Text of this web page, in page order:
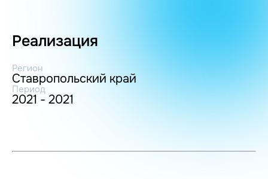
Реализация
Регион
Ставропольский край
Период
2021 - 2021